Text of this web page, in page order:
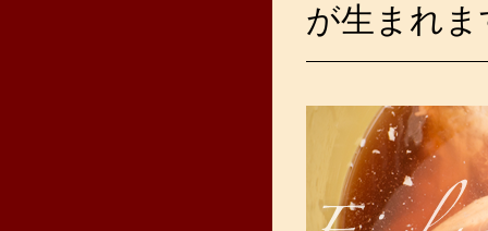
が生まれま